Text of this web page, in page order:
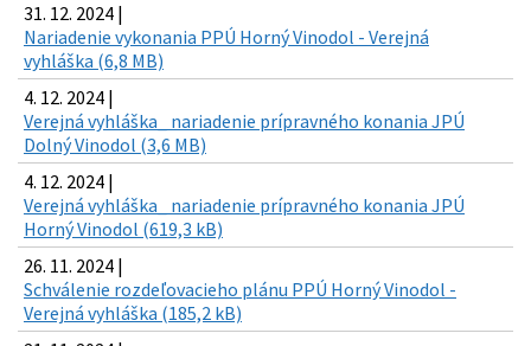
31. 12. 2024 |
Nariadenie vykonania PPÚ Horný Vinodol - Verejná
vyhláška (6,8 MB)
4. 12. 2024 |
Verejná vyhláška_ nariadenie prípravného konania JPÚ
Dolný Vinodol (3,6 MB)
4. 12. 2024 |
Verejná vyhláška_ nariadenie prípravného konania JPÚ
Horný Vinodol (619,3 kB)
26. 11. 2024 |
Schválenie rozdeľovacieho plánu PPÚ Horný Vinodol -
Verejná vyhláška (185,2 kB)